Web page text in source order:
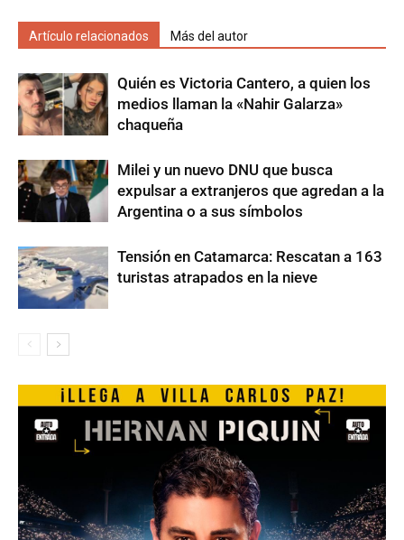
Artículo relacionados Más del autor
Quién es Victoria Cantero, a quien los
medios llaman la «Nahir Galarza»
chaqueña
Milei y un nuevo DNU que busca
expulsar a extranjeros que agredan a la
Argentina o a sus símbolos
Tensión en Catamarca: Rescatan a 163
turistas atrapados en la nieve